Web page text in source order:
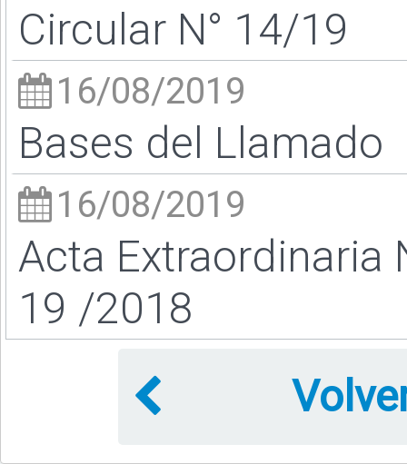
Circular N° 14/19
16/08/2019
Bases del Llamado
16/08/2019
Acta Extraordinaria
19 /2018